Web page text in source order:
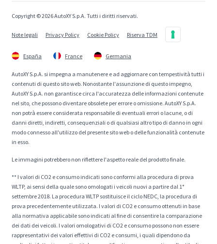
Copyright © 2026 AutoXY S.p.A. Tutti i diritti riservati.
Note legali Privacy Policy Cookie Policy Riserva TDM
España France Germania
AutoXY S.p.A. si impegna a manutenere e ad aggiornare con tempestività tutti i
contenuti di questo sito web. Nonostante l'assunzione di questo impegno,
AutoXY S.p.A. non garantisce circa l'accuratezza delle informazioni contenute
nel sito, che possono diventare obsolete per errore o omissione. AutoXY S.p.A.
non potrà essere considerata responsabile di eventuali errori o lacune, o di
danni diretti, indiretti, consequenziali o di qualsiasi altro tipo di danno in ogni
modo connesso all'utilizzo del presente sito web o delle funzionalità contenute
in esso.
Le immagini potrebbero non riflettere l'aspetto reale del prodotto finale.
** I valori di CO2 e consumo indicati sono conformi alla procedura di prova
WLTP, ai sensi della quale sono omologati i veicoli nuovi a partire dal 1°
settembre 2018. La procedura WLTP sostituisce il ciclo NEDC, la procedura di
prova precedentemente utilizzata. I valori di CO2 e consumo ottenuti in base
alla normativa applicabile sono indicati al fine di consentire la comparazione
dei dati dei veicoli. I valori omologativi di CO2 e consumo possono non essere
rappresentativi dei valori effettivi di CO2 e consumi, i quali dipendono da